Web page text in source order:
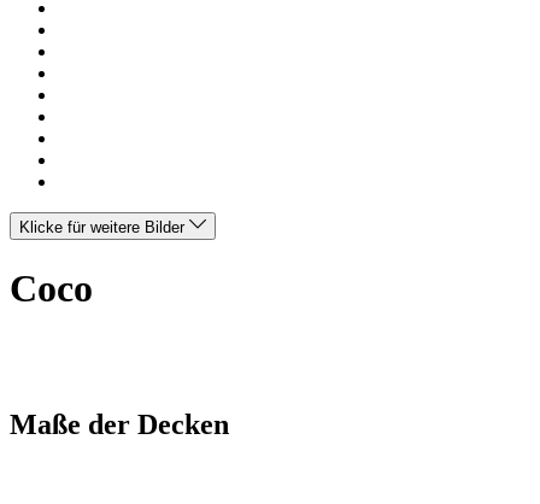
Klicke für weitere Bilder
Coco
Maße der Decken